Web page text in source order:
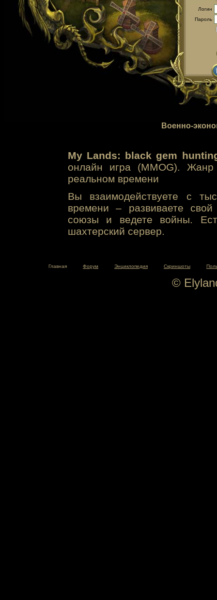
Логин
Пароль
Военно-
My Lands: black gem
онлайн игра (MMOG). Жанр
реальном времени
Вы взаимодействуете с
времени – развиваете свой
союзы и ведете войны.
шахтерский сервер.
Главная Форум Энциклопедия Скриншоты
©